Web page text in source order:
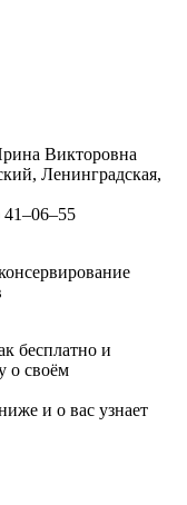
Викторовна
Ленинградская,
бесплатно и
о своём
и о вас узнает